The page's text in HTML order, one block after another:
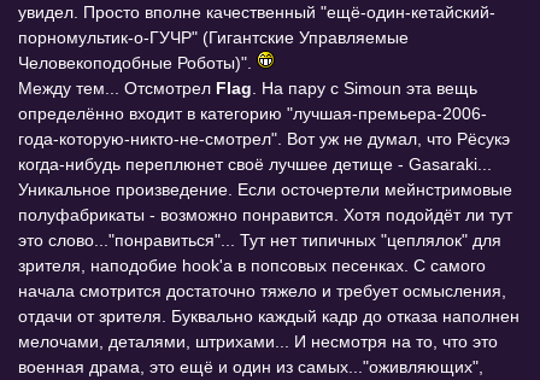
увидел. Просто вполне качественный "ещё-один-кетайский-
порномультик-о-ГУЧР" (Гигантские Управляемые
Человекоподобные Роботы)".
Между тем... Отсмотрел Flag . На пару с Simoun эта вещь
определённо входит в категорию "лучшая-премьера-2006-
года-которую-никто-не-смотрел". Вот уж не думал, что Рёсукэ
когда-нибудь переплюнет своё лучшее детище - Gasaraki...
Уникальное произведение. Если осточертели мейнстримовые
полуфабрикаты - возможно понравится. Хотя подойдёт ли тут
это слово..."понравиться"... Тут нет типичных "цеплялок" для
зрителя, наподобие hook'а в попсовых песенках. С самого
начала смотрится достаточно тяжело и требует осмысления,
отдачи от зрителя. Буквально каждый кадр до отказа наполнен
мелочами, деталями, штрихами... И несмотря на то, что это
военная драма, это ещё и один из самых..."оживляющих",